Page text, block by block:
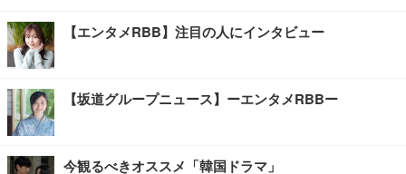
【エンタメRBB】注目の人にインタビュー
【坂道グループニュース】ーエンタメRBBー
今観るべきオススメ「韓国ドラマ」